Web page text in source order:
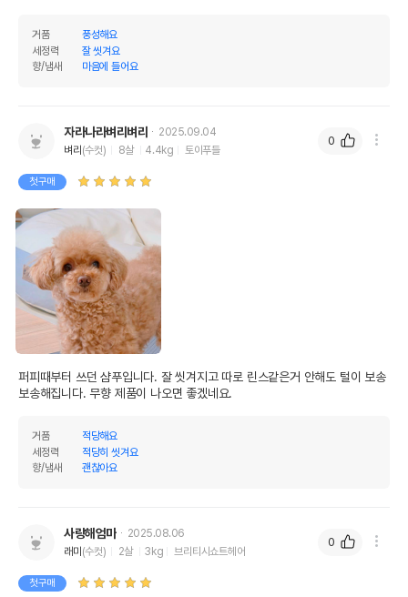
거품
풍성해요
세정력
잘 씻겨요
향/냄새
마음에 들어요
자라나라벼리벼리
2025.09.04
벼리 (수컷) 8살 4.4kg 토이푸들
첫구매
퍼피때부터 쓰던 샴푸입니다. 잘 씻겨지고 따로 린스같은거 안해도 털이 보송
보송해집니다. 무향 제품이 나오면 좋겠네요.
거품
적당해요
세정력
적당히 씻겨요
향/냄새
괜찮아요
0
사랑해엄마
2025.08.06
래미(수컷) 2살 3kg 브리티시쇼트헤어
첫구매
0